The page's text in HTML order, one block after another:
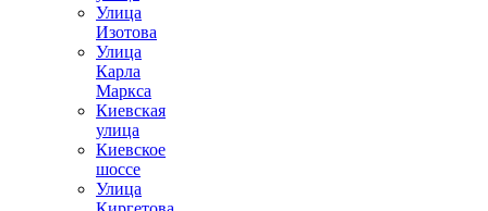
Улица
Изотова
Улица
Карла
Маркса
Киевская
улица
Киевское
шоссе
Улица